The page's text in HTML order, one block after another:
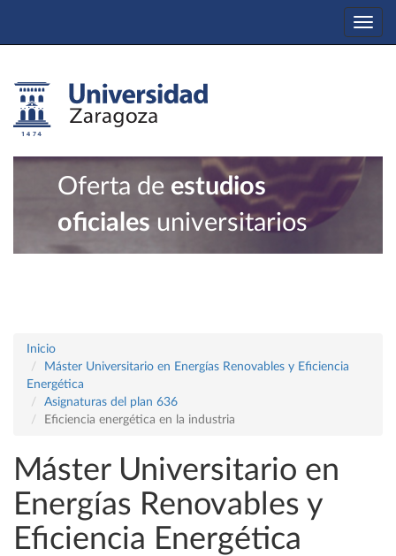
Oferta de estudios
oficiales universitarios
Inicio
Máster Universitario en Energías Renovables y Eficiencia
Energética
Asignaturas del plan 636
Eficiencia energética en la industria
Máster Universitario en
Energías Renovables y
Eficiencia Energética